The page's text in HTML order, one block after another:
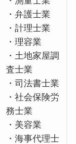
・弁護士業
・計理士業
・理容業
・土地家屋調
査士業
・司法書士業
・社会保険労
務士業
・美容業
・海事代理士